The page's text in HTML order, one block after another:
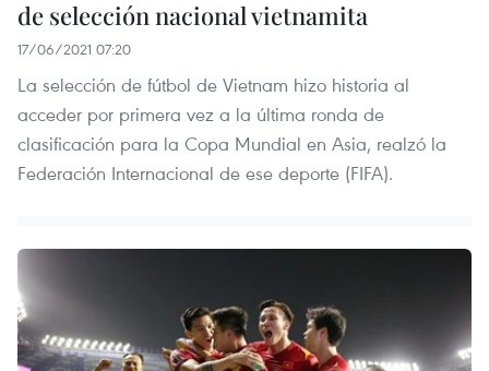
de selección nacional vietnamita
17/06/2021 07:20
La selección de fútbol de Vietnam hizo historia al
acceder por primera vez a la última ronda de
clasificación para la Copa Mundial en Asia, realzó la
Federación Internacional de ese deporte (FIFA).